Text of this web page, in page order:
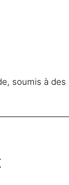
soumis à des